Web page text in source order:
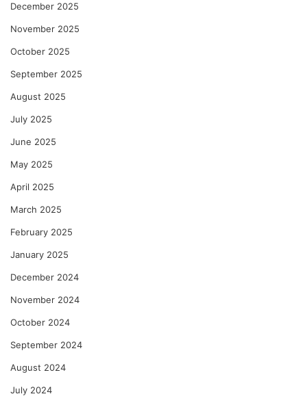
December 2025
November 2025
October 2025
September 2025
August 2025
July 2025
June 2025
May 2025
April 2025
March 2025
February 2025
January 2025
December 2024
November 2024
October 2024
September 2024
August 2024
July 2024